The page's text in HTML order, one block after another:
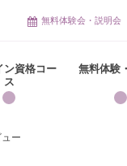
無料体験会・説明会
ン資格コー
ス
無料体験
ー